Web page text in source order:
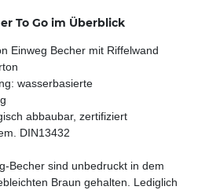
To Go im Überblick
Einweg Becher mit Riffelwand
wasserbasierte
abbaubar, zertifiziert
DIN13432
Becher sind unbedruckt in dem
Braun gehalten. Lediglich